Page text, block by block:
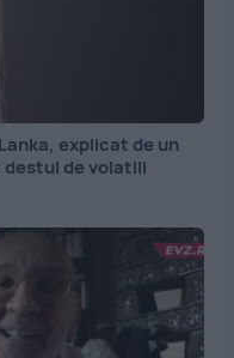
explicat de un
de volatili